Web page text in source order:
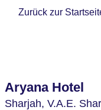
Zurück zur
Aryana Hotel
Sharjah, V.A.E.